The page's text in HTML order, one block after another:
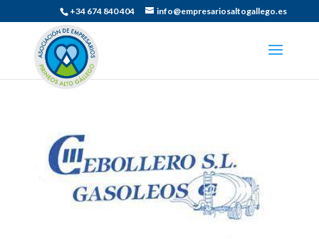
+34 674 840 404 info@empresariosaltogallego.es